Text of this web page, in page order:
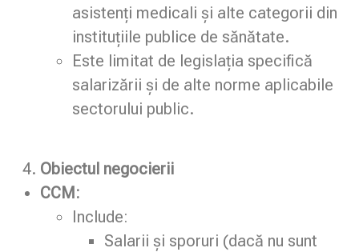
asistenți medicali și alte categorii din
instituțiile publice de sănătate.
Este limitat de legislația specifică
salarizării și de alte norme aplicabile
sectorului public.
Obiectul negocierii
CCM:
Include:
Salarii și sporuri (dacă nu sunt